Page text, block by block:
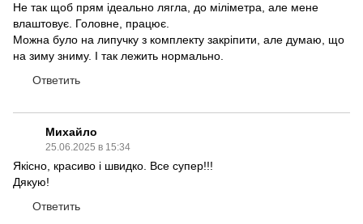
Не так щоб прям ідеально лягла, до міліметра, але мене
влаштовує. Головне, працює.
Можна було на липучку з комплекту закріпити, але думаю, що
на зиму зниму. І так лежить нормально.
Ответить
Михайло
25.06.2025 в 15:34
Якісно, красиво і швидко. Все супер!!!
Дякую!
Ответить